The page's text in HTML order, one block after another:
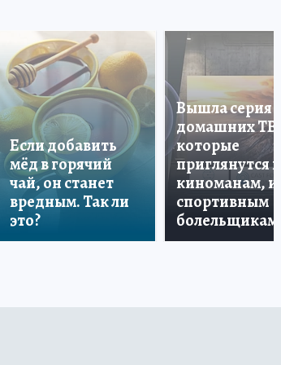
Если добавить
мёд в горячий
чай, он станет
вредным. Так ли
это?
Вышла серия
домашних ТВ,
которые
приглянутся и
киноманам, и
спортивным
болельщикам